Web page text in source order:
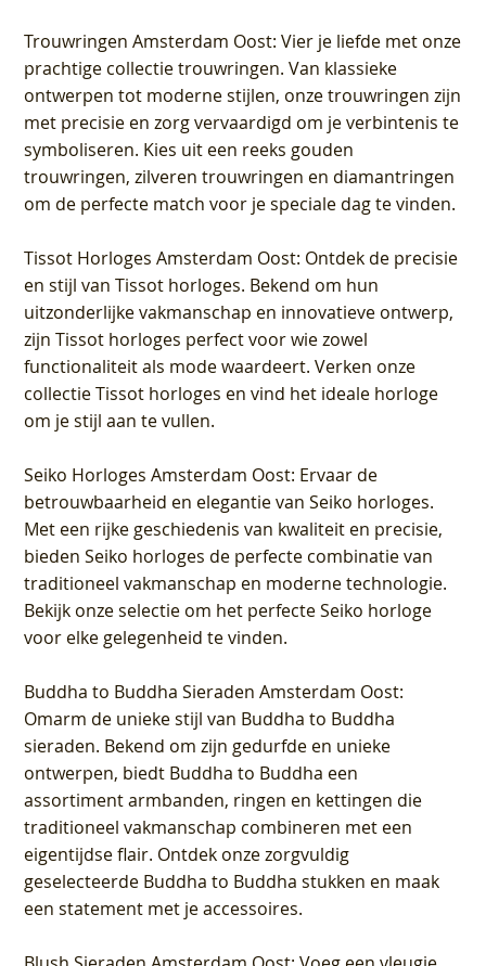
Trouwringen Amsterdam Oost: Vier je liefde met onze
prachtige collectie trouwringen. Van klassieke
ontwerpen tot moderne stijlen, onze trouwringen zijn
met precisie en zorg vervaardigd om je verbintenis te
symboliseren. Kies uit een reeks gouden
trouwringen, zilveren trouwringen en diamantringen
om de perfecte match voor je speciale dag te vinden.
Tissot Horloges Amsterdam Oost: Ontdek de precisie
en stijl van Tissot horloges. Bekend om hun
uitzonderlijke vakmanschap en innovatieve ontwerp,
zijn Tissot horloges perfect voor wie zowel
functionaliteit als mode waardeert. Verken onze
collectie Tissot horloges en vind het ideale horloge
om je stijl aan te vullen.
Seiko Horloges Amsterdam Oost: Ervaar de
betrouwbaarheid en elegantie van Seiko horloges.
Met een rijke geschiedenis van kwaliteit en precisie,
bieden Seiko horloges de perfecte combinatie van
traditioneel vakmanschap en moderne technologie.
Bekijk onze selectie om het perfecte Seiko horloge
voor elke gelegenheid te vinden.
Buddha to Buddha Sieraden Amsterdam Oost:
Omarm de unieke stijl van Buddha to Buddha
sieraden. Bekend om zijn gedurfde en unieke
ontwerpen, biedt Buddha to Buddha een
assortiment armbanden, ringen en kettingen die
traditioneel vakmanschap combineren met een
eigentijdse flair. Ontdek onze zorgvuldig
geselecteerde Buddha to Buddha stukken en maak
een statement met je accessoires.